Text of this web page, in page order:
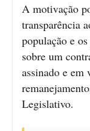
A motivação
transparência
população e
sobre um
assinado e em
Legislativo.